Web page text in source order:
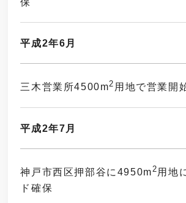
平成2年6月
三木営業所4500m2 用地で営業開
平成2年7月
神戸市西区押部谷に4950m2用地
ド確保